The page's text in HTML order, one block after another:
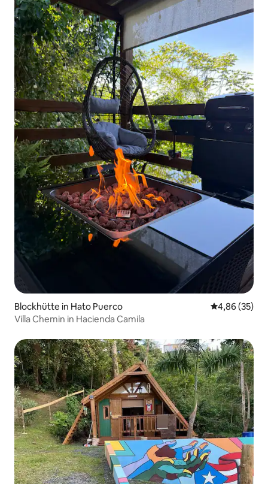
Blockhütte in Hato Puerco
4,86 (35)
Villa Chemin in Hacienda Camila